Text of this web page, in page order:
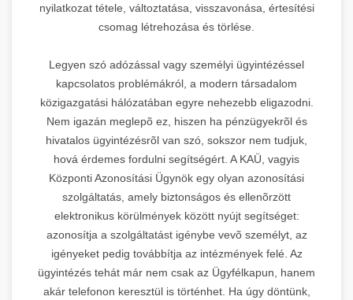
nyilatkozat tétele, változtatása, visszavonása, értesítési
csomag létrehozása és törlése.
Legyen szó adózással vagy személyi ügyintézéssel
kapcsolatos problémákról, a modern társadalom
közigazgatási hálózatában egyre nehezebb eligazodni.
Nem igazán meglepõ ez, hiszen ha pénzügyekrõl és
hivatalos ügyintézésrõl van szó, sokszor nem tudjuk,
hová érdemes fordulni segítségért. A KAÜ, vagyis
Központi Azonosítási Ügynök egy olyan azonosítási
szolgáltatás, amely biztonságos és ellenõrzött
elektronikus körülmények között nyújt segítséget:
azonosítja a szolgáltatást igénybe vevõ személyt, az
igényeket pedig továbbítja az intézmények felé. Az
ügyintézés tehát már nem csak az Ügyfélkapun, hanem
akár telefonon keresztül is történhet. Ha úgy döntünk,